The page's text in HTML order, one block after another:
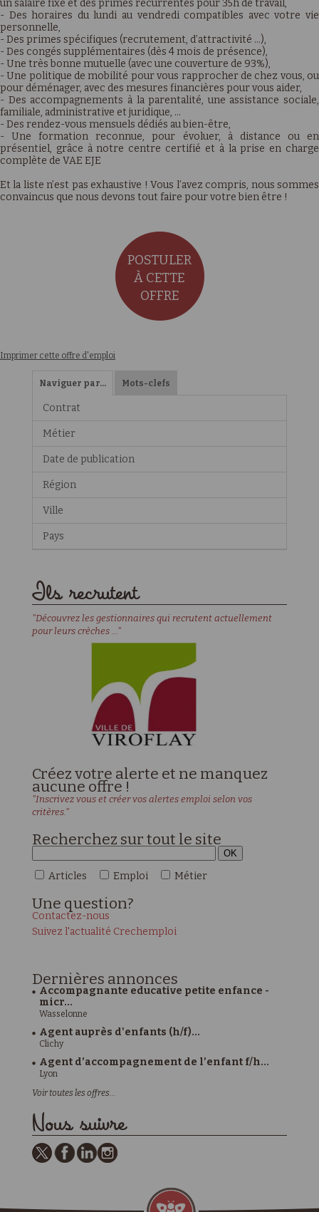
un salaire fixe et des primes récurrentes pour 35h de travail,
- Des horaires du lundi au vendredi compatibles avec votre vie
personnelle,
- Des primes spécifiques (recrutement, d’attractivité …),
- Des congés supplémentaires (dès 4 mois de présence),
- Une très bonne mutuelle (avec une couverture de 93%),
- Une politique de mobilité pour vous rapprocher de chez vous, ou
pour déménager, avec des mesures financières pour vous aider,
- Des accompagnements à la parentalité, une assistance sociale,
familiale, administrative et juridique, …
- Des rendez-vous mensuels dédiés au bien-être,
- Une formation reconnue, pour évoluer, à distance ou en
présentiel, grâce à notre centre certifié et à la prise en charge
complète de VAE EJE
Et la liste n’est pas exhaustive ! Vous l’avez compris, nous sommes
convaincus que nous devons tout faire pour votre bien être !
POSTULER
À CETTE
OFFRE
Imprimer cette offre d'emploi
Naviguer par… Mots-clefs
Contrat
Métier
Date de publication
Région
Ville
Pays
Ils recrutent
"Découvrez les gestionnaires qui recrutent actuellement
pour leurs crèches ..."
Créez votre alerte et ne manquez
aucune offre !
"Inscrivez vous et créer vos alertes emploi selon vos
critères."
Recherchez sur tout le site
Articles Emploi Métier
Une question?
Contactez-nous
Suivez l'actualité Crechemploi
Dernières annonces
Accompagnante educative petite enfance -
micr...
Wasselonne
Agent auprès d'enfants (h/f)...
Clichy
Agent d’accompagnement de l’enfant f/h...
Lyon
Voir toutes les offres...
Nous suivre